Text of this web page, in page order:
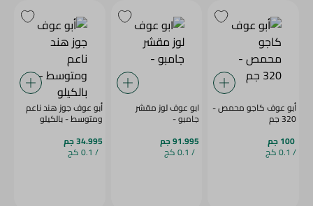
أبو عوف كاجو محمص -
320 جم
100 جم
/ 0.1 كج
ابو عوف لوز مقشر
جامبو -
91.995 جم
/ 0.1 كج
أبو عوف جوز هند ناعم
ومتوسط - بالكيلو
34.995 جم
/ 0.1 كج